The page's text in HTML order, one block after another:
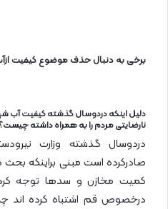
برخی به دنبال حذف موضوع کیفیت
دلیل اینکه دردوسال گذشته کیفیت
نارضایتی مردم را به همراه داشته چیست؟
دردوسال گذشته وزارت
صادرکرده است مبنی براینکه بحث
کمیت مخازن و سدها توجه
درخصوص قم اشتباه کرده اند